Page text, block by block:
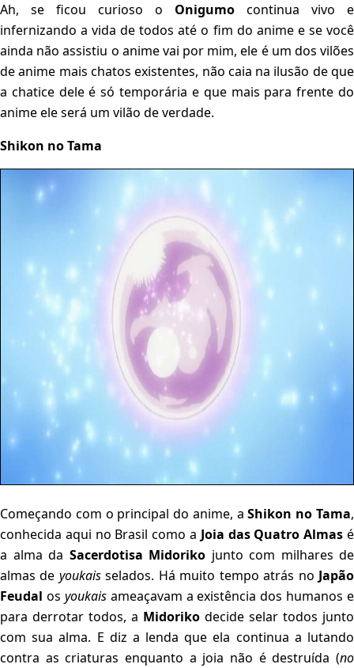
Ah, se ficou curioso o Onigumo continua vivo e
infernizando a vida de todos até o fim do anime e se você
ainda não assistiu o anime vai por mim, ele é um dos vilões
de anime mais chatos existentes, não caia na ilusão de que
a chatice dele é só temporária e que mais para frente do
anime ele será um vilão de verdade.
Shikon no Tama
Começando com o principal do anime, aShikon no Tama,
conhecida aqui no Brasil como a Joia das Quatro Almas é
a alma da Sacerdotisa Midoriko junto com milhares de
almas de youkaisselados. Há muito tempo atrás no Japão
Feudal os youkaisameaçavam a existência dos humanos e
para derrotar todos, a Midoriko decide selar todos junto
com sua alma. E diz a lenda que ela continua a lutando
contra as criaturas enquanto a joia não é destruída (no